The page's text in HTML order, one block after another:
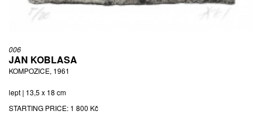
006
JAN KOBLASA
KOMPOZICE, 1961
lept | 13,5 x 18 cm
STARTING PRICE: 1 800 Kč